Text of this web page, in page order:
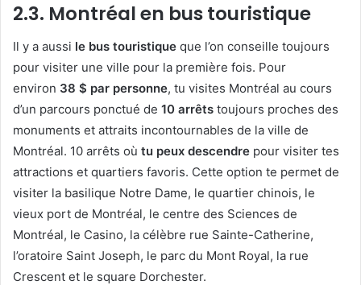
2.3. Montréal en bus touristique
Il y a aussi le bus touristique que l’on conseille toujours
pour visiter une ville pour la première fois. Pour
environ 38 $ par personne, tu visites Montréal au cours
d’un parcours ponctué de 10 arrêts toujours proches des
monuments et attraits incontournables de la ville de
Montréal. 10 arrêts où tu peux descendre pour visiter tes
attractions et quartiers favoris. Cette option te permet de
visiter la basilique Notre Dame, le quartier chinois, le
vieux port de Montréal, le centre des Sciences de
Montréal, le Casino, la célèbre rue Sainte-Catherine,
l’oratoire Saint Joseph, le parc du Mont Royal, la rue
Crescent et le square Dorchester.